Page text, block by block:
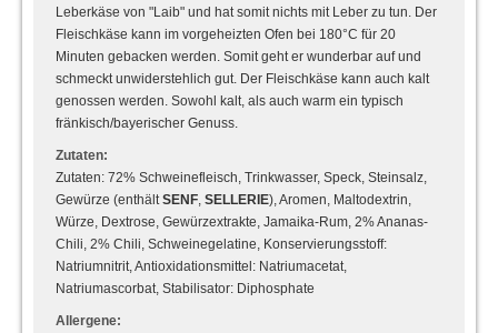
Leberkäse von "Laib" und hat somit nichts mit Leber zu tun. Der
Fleischkäse kann im vorgeheizten Ofen bei 180°C für 20
Minuten gebacken werden. Somit geht er wunderbar auf und
schmeckt unwiderstehlich gut. Der Fleischkäse kann auch kalt
genossen werden. Sowohl kalt, als auch warm ein typisch
fränkisch/bayerischer Genuss.
Zutaten:
Zutaten: 72% Schweinefleisch, Trinkwasser, Speck, Steinsalz,
Gewürze (enthältSENF, SELLERIE), Aromen, Maltodextrin,
Würze, Dextrose, Gewürzextrakte, Jamaika-Rum, 2% Ananas-
Chili, 2% Chili, Schweinegelatine, Konservierungsstoff:
Natriumnitrit, Antioxidationsmittel: Natriumacetat,
Natriumascorbat, Stabilisator: Diphosphate
Allergene: